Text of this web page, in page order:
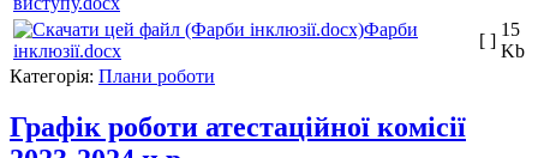
Фарби
інклюзії.docx
[ ]
15
Kb
Категорія: Плани роботи
Графік роботи атестаційної комісії